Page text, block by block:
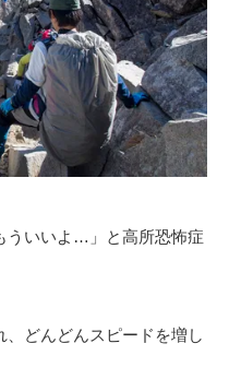
ういいよ…」と高所恐怖症
、どんどんスピードを増し